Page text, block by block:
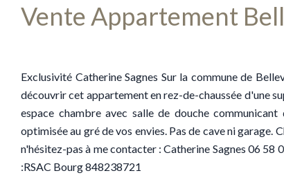
Vente Appartement
Exclusivité Catherine Sagnes Sur la commune de
découvrir cet appartement en rez-de-chaussée d'une
espace chambre avec salle de douche
optimisée au gré de vos envies. Pas de cave ni
n'hésitez-pas à me contacter : Catherine Sagnes 06 58
:RSAC Bourg 848238721